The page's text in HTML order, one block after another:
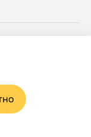
характер, и
офертой,
Гражданского